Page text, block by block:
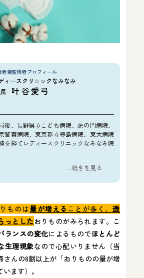
者兼監修者プロフィール
ィースクリニックなみなみ
叶谷愛弓
後、長野県立こども病院、虎の門病院、
警察病院、東京都立豊島病院、東大病院
を経てレディースクリニックなみなみ院
会
学会
伝診療学会
…続きを見る
ものは量が増える ことが多く、透
っとした おりものがみられます。こ
ランスの変化によるものでほとんど
生理現象なので心配いりません（当
さんの8割以上が「おりものの量が増
ます）。